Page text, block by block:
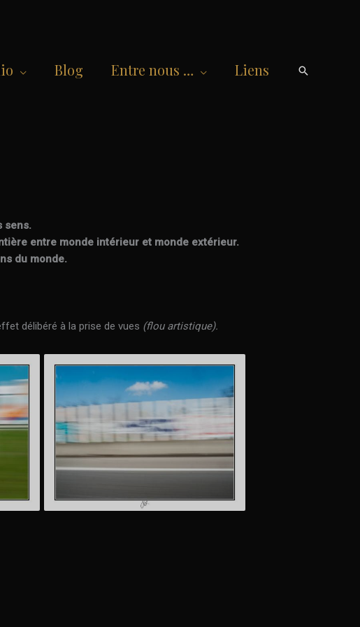
Blog Entre nous … Liens
sens.
entre monde intérieur et monde extérieur.
du monde.
délibéré à la prise de vues (flou artistique).